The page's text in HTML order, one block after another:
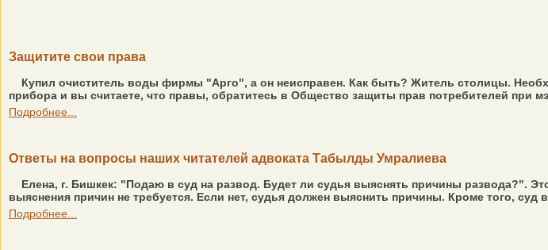
Защитите свои права
Купил очиститель воды фирмы "Арго", а он неисправен. Как быть? Житель столицы.
прибора и вы считаете, что правы, обратитесь в Общество защиты прав потребителей при
Подробнее...
Ответы на вопросы наших читателей адвоката Табылды Умралиева
Елена, г. Бишкек: "Подаю в суд на развод. Будет ли судья выяснять причины развода?".
выяснения причин не требуется. Если нет, судья должен выяснить причины. Кроме того,
Подробнее...